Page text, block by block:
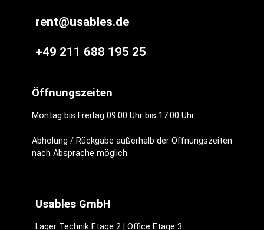
rent@usables.de
+49 211 688 195 25
Öffnungszeiten
Montag bis Freitag 09.00 Uhr bis 17.00 Uhr.
Abholung / Rückgabe außerhalb der Öffnungszeiten
nach Absprache möglich.
Usables GmbH
Lager Technik Etage 2 | Office Etage 3